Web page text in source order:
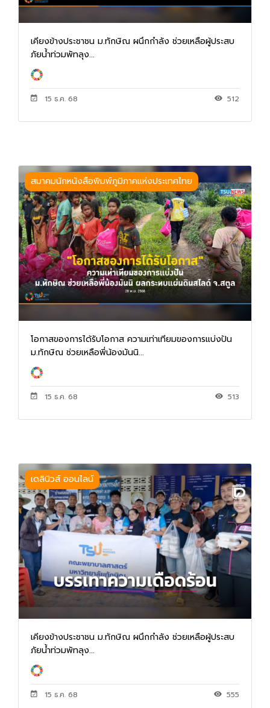
เคียงข้างประชาชน ม.ทักษิณ ผนึกกำลัง ช่วยเหลือผู้ประสบ
ภัยน้ำท่วมพัทลุง...
15 ธ.ค. 68 512
สมาคมนักหนังสือพิมพ์ภูมิภาคแห่งประเทศไทย
โอกาสของการได้รับโอกาส ความเท่าเทียมของการแบ่งปัน
ม.ทักษิณ ช่วยเหลือพี่น้องมันนิ...
15 ธ.ค. 68 513
เดลินิวส์ ออนไลน์
เคียงข้างประชาชน ม.ทักษิณ ผนึกกำลัง ช่วยเหลือผู้ประสบ
ภัยน้ำท่วมพัทลุง...
15 ธ.ค. 68 555